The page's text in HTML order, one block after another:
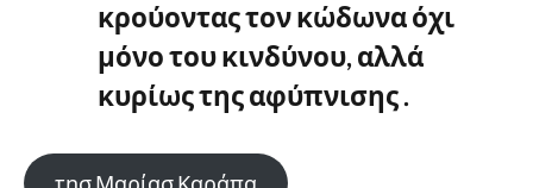
κρούοντας τον κώδωνα όχι
μόνο του κινδύνου, αλλά
κυρίως της αφύπνισης .